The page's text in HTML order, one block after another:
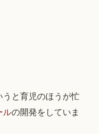
と育児のほうが忙
ルの開発をしていま